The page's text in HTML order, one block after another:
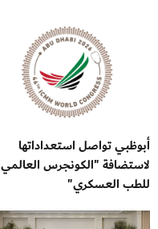
أبوظبي تواصل استعداداتها
لاستضافة "الكونجرس العالمي
للطب العسكري"